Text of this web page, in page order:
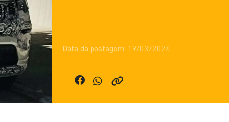
Data da postagem: 19/03/2024